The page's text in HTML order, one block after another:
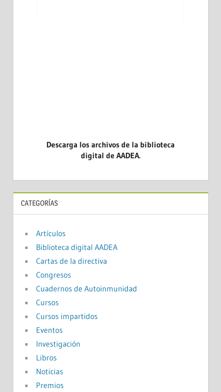
Descarga los archivos de la biblioteca
digital de AADEA.
CATEGORÍAS
Artículos
Biblioteca digital AADEA
Cartas de la directiva
Congresos
Cuadernos de Autoinmunidad
Cursos
Cursos impartidos
Eventos
Investigación
Libros
Noticias
Premios